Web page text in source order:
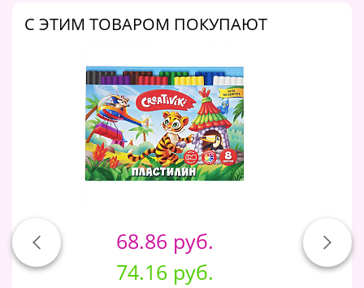
C ЭТИМ ТОВАРОМ ПОКУПАЮТ
68.86 руб.
74.16 руб.